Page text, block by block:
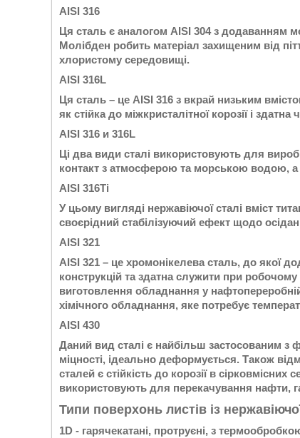
AISI 316
Ця сталь є аналогом AISI 304 з додаванням
Молібден робить матеріал захищеним від
хлористому середовищі.
AISI 316L
Ця сталь – це AISI 316 з вкрай низьким
як стійка до міжкристалітної корозії і
AISI 316 и 316L
Ці два види сталі використовують для
контакт з атмосферою та морською водою, а
AISI 316Ti
У цьому вигляді нержавіючої сталі вміст
своєрідний стабілізуючий ефект щодо
AISI 321
AISI 321 – це хромонікелева сталь, до якої
конструкцій та здатна служити при робочому
виготовлення обладнання у
хімічного обладнання, яке потребує
AISI 430
Даний вид сталі є найбільш застосованим з
міцності, ідеально деформується. Також
сталей є стійкість до корозії в
використовують для перекачування нафти,
Типи поверхонь листів із
1D - гарячекатані, протруєні, з